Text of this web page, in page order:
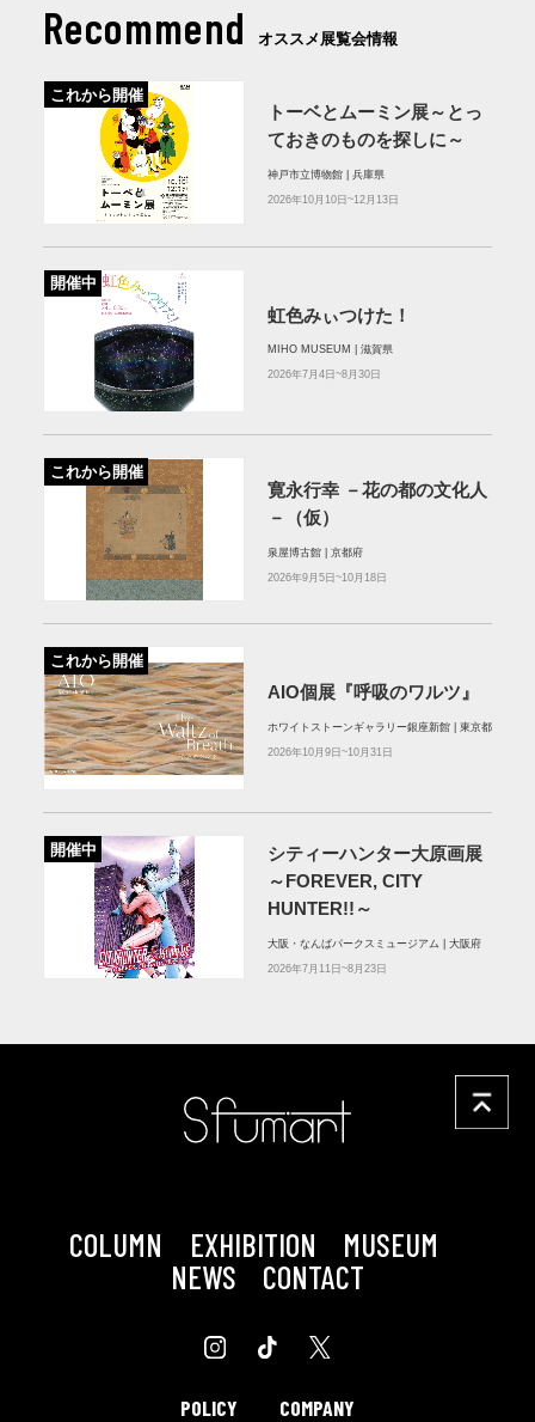
Recommend オススメ展覧会情報
これから開催
トーベとムーミン展～とっ
ておきのものを探しに～
神戸市立博物館 | 兵庫県
2026年10月10日~12月13日
開催中
虹色みぃつけた！
MIHO MUSEUM | 滋賀県
2026年7月4日~8月30日
これから開催
寛永行幸 －花の都の文化人
－（仮）
泉屋博古館 | 京都府
2026年9月5日~10月18日
これから開催
AIO個展『呼吸のワルツ』
ホワイトストーンギャラリー銀座新館 | 東京都
2026年10月9日~10月31日
開催中
シティーハンター大原画展
～FOREVER, CITY
HUNTER!!～
大阪・なんばパークスミュージアム | 大阪府
2026年7月11日~8月23日
COLUMN EXHIBITION
MUSEUM
NEWS
CONTACT
POLICY COMPANY